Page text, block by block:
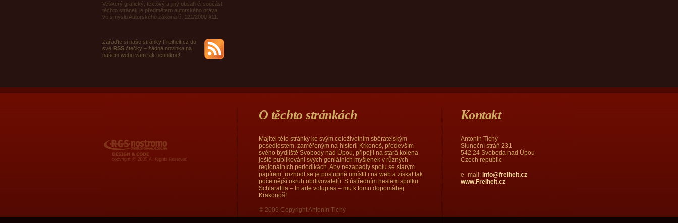
Veškerý grafický, textový a jiný obsah či součást
těchto stránek je předmětem autorského práva
ve smyslu Autorského zákona č. 121/2000 §11.
Zařaďte si naše stránky Freiheit.cz do
své RSS čtečky – žádná novinka na
našem webu vám tak neunikne!
RGS Nostromo
O těchto stránkách
Majitel této stránky ke svým celoživotním sběratelským
posedlostem, zaměřeným na historii Krkonoš, především
svého bydliště Svobody nad Úpou, připojil na stará kolena
ještě publikování svých geniálních myšlenek v různých
regionálních periodikách. Aby nezapadly spolu se starým
papírem, rozhodl se je postupně umístit i na web a získat tak
početnější okruh obdivovatelů. S ústředním heslem spolku
Schlaraffia – In arte voluptas – mu k tomu dopomáhej
Krakonoš!
© 2009 Copyright Antonín Tichý
Kontakt
Antonín Tichý
Sluneční stráň 231
542 24 Svoboda nad Úpou
Czech republic
e–mail: info@freiheit.cz
www.Freiheit.cz